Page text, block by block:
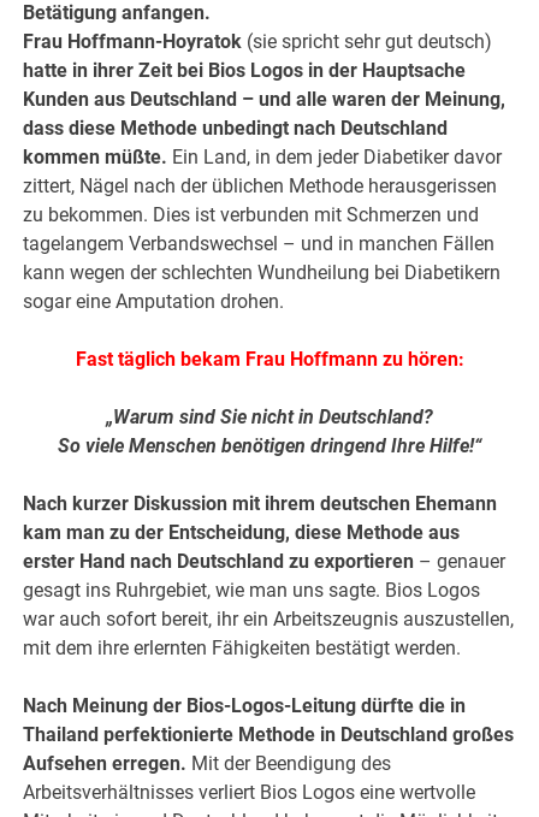
Betätigung anfangen.
Frau Hoffmann-Hoyratok (sie spricht sehr gut deutsch)
hatte in ihrer Zeit bei Bios Logos in der Hauptsache
Kunden aus Deutschland – und alle waren der Meinung,
dass diese Methode unbedingt nach Deutschland
kommen müßte. Ein Land, in dem jeder Diabetiker davor
zittert, Nägel nach der üblichen Methode herausgerissen
zu bekommen. Dies ist verbunden mit Schmerzen und
tagelangem Verbandswechsel – und in manchen Fällen
kann wegen der schlechten Wundheilung bei Diabetikern
sogar eine Amputation drohen.
Fast täglich bekam Frau Hoffmann zu hören:
„Warum sind Sie nicht in Deutschland?
So viele Menschen benötigen dringend Ihre Hilfe!“
Nach kurzer Diskussion mit ihrem deutschen Ehemann
kam man zu der Entscheidung, diese Methode aus
erster Hand nach Deutschland zu exportieren – genauer
gesagt ins Ruhrgebiet, wie man uns sagte. Bios Logos
war auch sofort bereit, ihr ein Arbeitszeugnis auszustellen,
mit dem ihre erlernten Fähigkeiten bestätigt werden.
Nach Meinung der Bios-Logos-Leitung dürfte die in
Thailand perfektionierte Methode in Deutschland großes
Aufsehen erregen. Mit der Beendigung des
Arbeitsverhältnisses verliert Bios Logos eine wertvolle